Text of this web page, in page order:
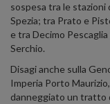
sospesa tra le stazioni
Spezia; tra Prato e
e tra Decimo
Serchio.
Disagi anche sulla
Imperia Porto
danneggiato un tratto